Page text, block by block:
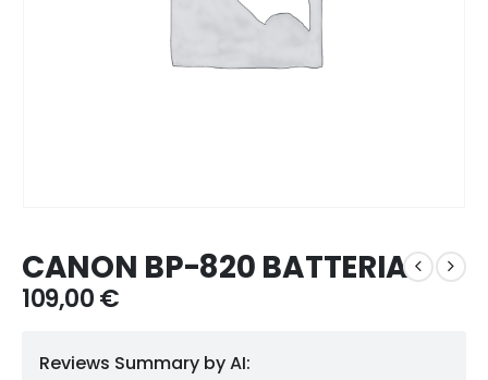
CANON BP-820 BATTERIA
109,00€
Reviews Summary by AI: